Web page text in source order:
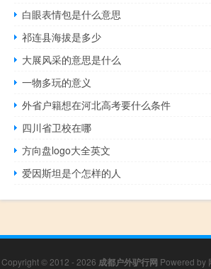
白眼表情包是什么意思
祁连县海拔是多少
大展风采的意思是什么
一物多玩的意义
外省户籍想在河北高考要什么条件
四川省卫校在哪
方向盘logo大全英文
爱因斯坦是个怎样的人
Copyright © 2012 - 2026 成都户外驴行网 Powered by